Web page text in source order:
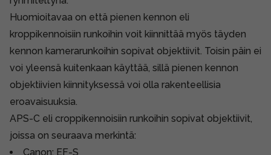
Huomioitavaa on että pienen kennon eli
kroppikennoisiin runkoihin voit kiinnittää myös täyden
kennon kamerarunkoihin sopivat objektiivit. Toisin päin ei
voi yleensä kuitenkaan käyttää, sillä pienen kennon
objektiivien kiinnityksessä voi olla rakenteellisia
eroavaisuuksia.
APS-C eli croppikennoisiin runkoihin sopivat objektiivit,
joissa on seuraava merkintä:
Canon: EF-S